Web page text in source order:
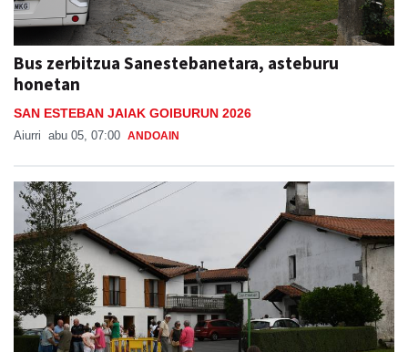
Bus zerbitzua Sanestebanetara, asteburu
honetan
SAN ESTEBAN JAIAK GOIBURUN 2026
Aiurri abu 05, 07:00 ANDOAIN